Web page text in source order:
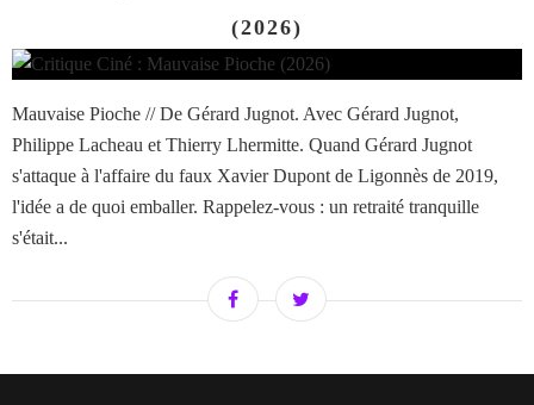
(2026)
Mauvaise Pioche // De Gérard Jugnot. Avec Gérard Jugnot,
Philippe Lacheau et Thierry Lhermitte. Quand Gérard Jugnot
s'attaque à l'affaire du faux Xavier Dupont de Ligonnès de 2019,
l'idée a de quoi emballer. Rappelez-vous : un retraité tranquille
s'était...